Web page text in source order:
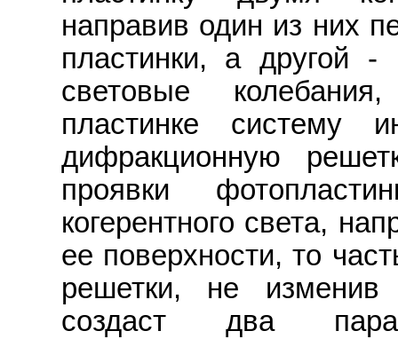
направив один из них
пластинки, а другой
световые
пластинке систему
дифракционную
проявки
когерентного света,
ее поверхности, то
решетки, не изменив
создаст два